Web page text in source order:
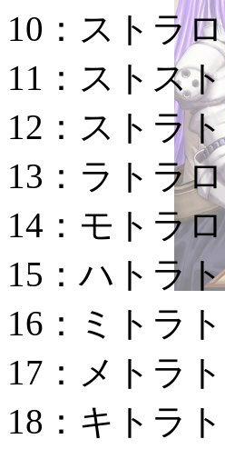
10：ストラロ
11：ストスト
12：ストラト
13：ラトラロ
14：モトラロ
15：ハトラト
16：ミトラト
17：メトラト
18：キトラト